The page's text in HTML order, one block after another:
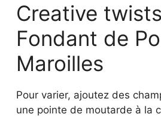
Creative
Fondant de
Maroilles
Pour varier, ajoutez des
une pointe de moutarde à la